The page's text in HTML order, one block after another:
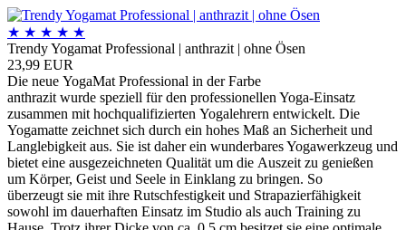
★ ★ ★ ★ ★
Trendy Yogamat Professional | anthrazit | ohne Ösen
23,99 EUR
Die neue YogaMat Professional in der Farbe
anthrazit wurde speziell für den professionellen Yoga-Einsatz
zusammen mit hochqualifizierten Yogalehrern entwickelt. Die
Yogamatte zeichnet sich durch ein hohes Maß an Sicherheit und
Langlebigkeit aus. Sie ist daher ein wunderbares Yogawerkzeug und
bietet eine ausgezeichneten Qualität um die Auszeit zu genießen
um Körper, Geist und Seele in Einklang zu bringen. So
überzeugt sie mit ihre Rutschfestigkeit und Strapazierfähigkeit
sowohl im dauerhaften Einsatz im Studio als auch Training zu